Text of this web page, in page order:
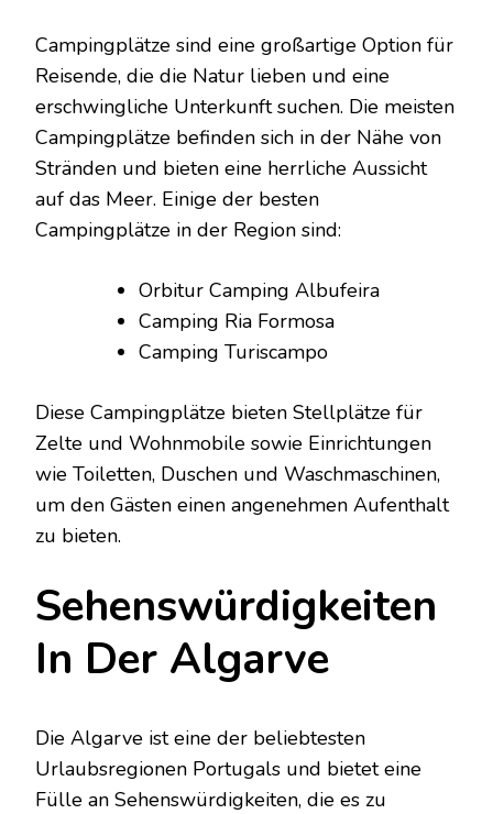
Campingplätze sind eine großartige Option für
Reisende, die die Natur lieben und eine
erschwingliche Unterkunft suchen. Die meisten
Campingplätze befinden sich in der Nähe von
Stränden und bieten eine herrliche Aussicht
auf das Meer. Einige der besten
Campingplätze in der Region sind:
Orbitur Camping Albufeira
Camping Ria Formosa
Camping Turiscampo
Diese Campingplätze bieten Stellplätze für
Zelte und Wohnmobile sowie Einrichtungen
wie Toiletten, Duschen und Waschmaschinen,
um den Gästen einen angenehmen Aufenthalt
zu bieten.
Sehenswürdigkeiten
In Der Algarve
Die Algarve ist eine der beliebtesten
Urlaubsregionen Portugals und bietet eine
Fülle an Sehenswürdigkeiten, die es zu